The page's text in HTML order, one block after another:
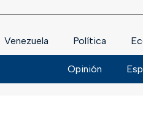
Venezuela Política
Opinión